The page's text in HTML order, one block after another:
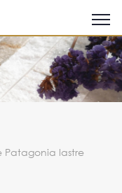
Patagonia lastre